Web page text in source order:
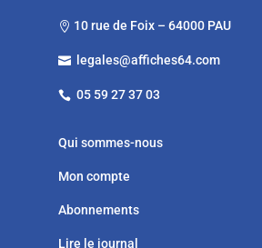
 10 rue de Foix – 64000 PAU
 legales@affiches64.com
 05 59 27 37 03
Qui sommes-nous
Mon compte
Abonnements
Lire le journal